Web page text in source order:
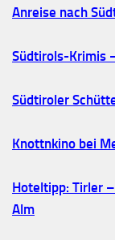
Anreise nach
Südtirols-Krimis
Südtiroler
Knottnkino bei
Hoteltipp: Tirler
Alm